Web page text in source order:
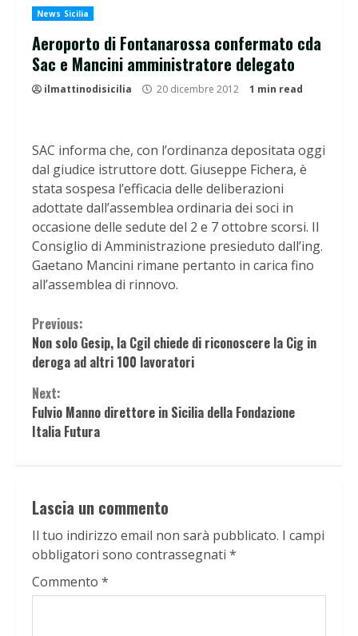
News Sicilia
Aeroporto di Fontanarossa confermato cda
Sac e Mancini amministratore delegato
ilmattinodisicilia 20 dicembre 2012 1 min read
SAC informa che, con l’ordinanza depositata oggi
dal giudice istruttore dott. Giuseppe Fichera, è
stata sospesa l’efficacia delle deliberazioni
adottate dall’assemblea ordinaria dei soci in
occasione delle sedute del 2 e 7 ottobre scorsi. Il
Consiglio di Amministrazione presieduto dall’ing.
Gaetano Mancini rimane pertanto in carica fino
all’assemblea di rinnovo.
Continue
Reading
Previous:
Non solo Gesip, la Cgil chiede di riconoscere la Cig in
deroga ad altri 100 lavoratori
Next:
Fulvio Manno direttore in Sicilia della Fondazione
Italia Futura
Lascia un commento
Il tuo indirizzo email non sarà pubblicato. I campi
obbligatori sono contrassegnati *
Commento *